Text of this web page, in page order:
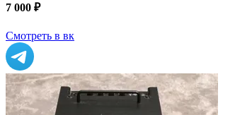
7 000 ₽
Смотреть в вк